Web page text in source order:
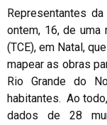
Representantes
ontem, 16, de uma
(TCE), em Natal,
mapear as obras
Rio Grande do
habitantes. Ao
dados de 28